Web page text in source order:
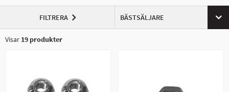
FILTRERA BÄSTSÄLJARE
Visar 19 produkter